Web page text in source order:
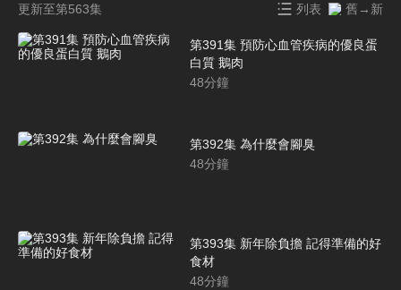
更新至第563集 列表 舊→新
第391集 預防心血管疾病的優良蛋
白質 鵝肉
48分鐘
第392集 為什麼會腳臭
48分鐘
第393集 新年除負擔 記得準備的好
食材
48分鐘